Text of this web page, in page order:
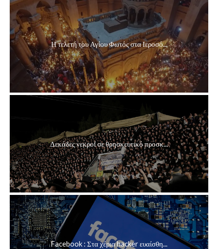
Η τελετή του Αγίου Φωτός στα Ιεροσό...
Δεκάδες νεκροί σε θρησκευτικό προσκ...
Facebook : Στα χέρια hacker ευαίσθη...